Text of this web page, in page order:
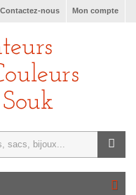
Mon compte
Contactez-nous